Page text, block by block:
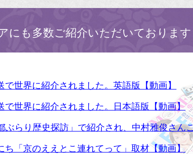
にも多数ご紹介いただいております
で世界に紹介されました。英語版【動画】
で世界に紹介されました。日本語版【動画】
ぶらり歴史探訪」で紹介され、中村雅俊さん
ち「京のええとこ連れてって」取材【動画】